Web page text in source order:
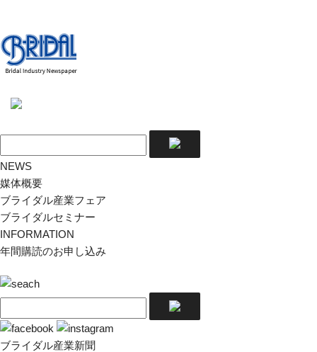
NEWS
媒体概要
ブライダル産業フェア
ブライダルセミナー
INFORMATION
年間購読のお申し込み
ブライダル産業新聞